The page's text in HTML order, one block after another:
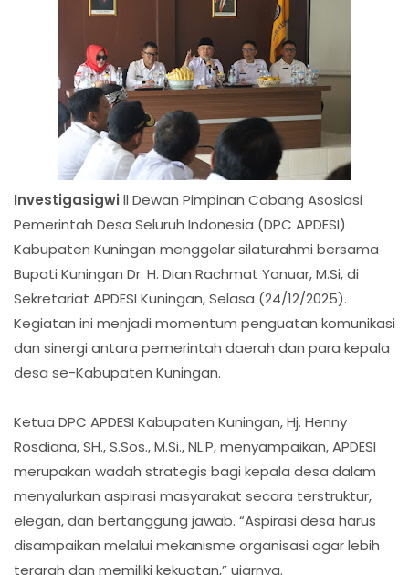
Investigasigwill Dewan Pimpinan Cabang Asosiasi
Pemerintah Desa Seluruh Indonesia (DPC APDESI)
Kabupaten Kuningan menggelar silaturahmi bersama
Bupati Kuningan Dr. H. Dian Rachmat Yanuar, M.Si, di
Sekretariat APDESI Kuningan, Selasa (24/12/2025).
Kegiatan ini menjadi momentum penguatan komunikasi
dan sinergi antara pemerintah daerah dan para kepala
desa se-Kabupaten Kuningan.
Ketua DPC APDESI Kabupaten Kuningan, Hj. Henny
Rosdiana, SH., S.Sos., M.Si., NL.P, menyampaikan, APDESI
merupakan wadah strategis bagi kepala desa dalam
menyalurkan aspirasi masyarakat secara terstruktur,
elegan, dan bertanggung jawab. “Aspirasi desa harus
disampaikan melalui mekanisme organisasi agar lebih
terarah dan memiliki kekuatan,” ujarnya.